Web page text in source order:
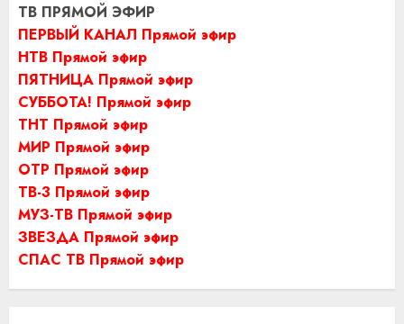
ТВ ПРЯМОЙ ЭФИР
ПЕРВЫЙ КАНАЛ Прямой эфир
НТВ Прямой эфир
ПЯТНИЦА Прямой эфир
СУББОТА! Прямой эфир
ТНТ Прямой эфир
МИР Прямой эфир
ОТР Прямой эфир
ТВ-3 Прямой эфир
МУЗ-ТВ Прямой эфир
ЗВЕЗДА Прямой эфир
СПАС ТВ Прямой эфир